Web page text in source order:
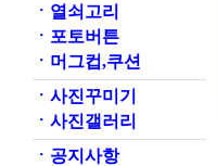
ㆍ 열쇠고리
ㆍ 포토버튼
ㆍ 머그컵,쿠션
ㆍ 사진꾸미기
ㆍ 사진갤러리
ㆍ 공지사항